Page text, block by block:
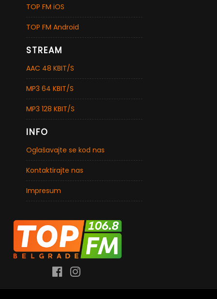
TOP FM iOS
TOP FM Android
STREAM
AAC 48 KBIT/S
MP3 64 KBIT/S
MP3 128 KBIT/S
INFO
Oglašavajte se kod nas
Kontaktirajte nas
Impresum